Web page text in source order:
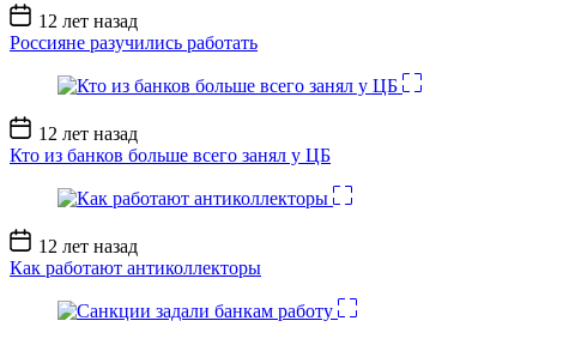
Дата
записи
12 лет назад
Россияне разучились работать
Дата
записи
12 лет назад
Кто из банков больше всего занял у ЦБ
Дата
записи
12 лет назад
Как работают антиколлекторы